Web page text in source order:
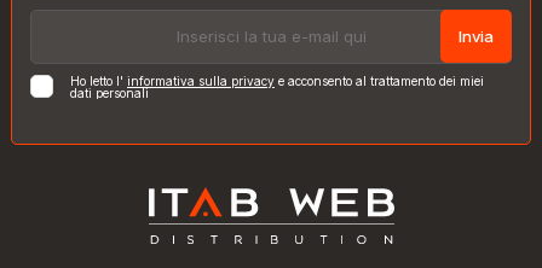
Invia
Ho letto l' informativa sulla privacy e acconsento al trattamento dei miei
dati personali